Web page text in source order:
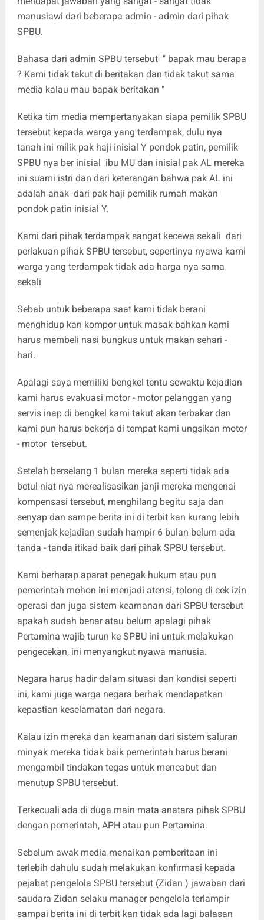
manusiawi dari beberapa admin - admin dari pihak
SPBU.
‎Bahasa dari admin SPBU tersebut " bapak mau berapa
? Kami tidak takut di beritakan dan tidak takut sama
media kalau mau bapak beritakan "
‎Ketika tim media mempertanyakan siapa pemilik SPBU
tersebut kepada warga yang terdampak, dulu nya
tanah ini milik pak haji inisial Y pondok patin, pemilik
SPBU nya ber inisial ibu MU dan inisial pak AL mereka
ini suami istri dan dari keterangan bahwa pak AL ini
adalah anak dari pak haji pemilik rumah makan
pondok patin inisial Y.
‎Kami dari pihak terdampak sangat kecewa sekali dari
perlakuan pihak SPBU tersebut, sepertinya nyawa kami
warga yang terdampak tidak ada harga nya sama
sekali
‎Sebab untuk beberapa saat kami tidak berani
menghidup kan kompor untuk masak bahkan kami
harus membeli nasi bungkus untuk makan sehari -
hari.
‎Apalagi saya memiliki bengkel tentu sewaktu kejadian
kami harus evakuasi motor - motor pelanggan yang
servis inap di bengkel kami takut akan terbakar dan
kami pun harus bekerja di tempat kami ungsikan motor
- motor tersebut.
‎Setelah berselang 1 bulan mereka seperti tidak ada
betul niat nya merealisasikan janji mereka mengenai
kompensasi tersebut, menghilang begitu saja dan
senyap dan sampe berita ini di terbit kan kurang lebih
semenjak kejadian sudah hampir 6 bulan belum ada
tanda - tanda itikad baik dari pihak SPBU tersebut.
‎Kami berharap aparat penegak hukum atau pun
pemerintah mohon ini menjadi atensi, tolong di cek izin
operasi dan juga sistem keamanan dari SPBU tersebut
apakah sudah benar atau belum apalagi pihak
Pertamina wajib turun ke SPBU ini untuk melakukan
pengecekan, ini menyangkut nyawa manusia.
‎Negara harus hadir dalam situasi dan kondisi seperti
ini, kami juga warga negara berhak mendapatkan
kepastian keselamatan dari negara.
‎Kalau izin mereka dan keamanan dari sistem saluran
minyak mereka tidak baik pemerintah harus berani
mengambil tindakan tegas untuk mencabut dan
menutup SPBU tersebut.
‎Terkecuali ada di duga main mata anatara pihak SPBU
dengan pemerintah, APH atau pun Pertamina.
‎Sebelum awak media menaikan pemberitaan ini
terlebih dahulu sudah melakukan konfirmasi kepada
pejabat pengelola SPBU tersebut (Zidan ) jawaban dari
saudara Zidan selaku manager pengelola terlampir
sampai berita ini di terbit kan tidak ada lagi balasan